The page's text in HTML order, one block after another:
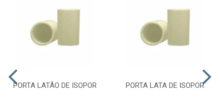
PORTA LATÃO DE ISOPOR PORTA LATA DE ISOPOR